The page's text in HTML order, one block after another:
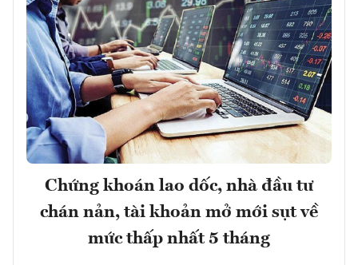
Chứng khoán lao dốc, nhà đầu tư
chán nản, tài khoản mở mới sụt về
mức thấp nhất 5 tháng